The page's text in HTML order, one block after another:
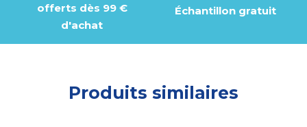
offerts dès 99 €
d'achat
Échantillon gratuit
Produits similaires